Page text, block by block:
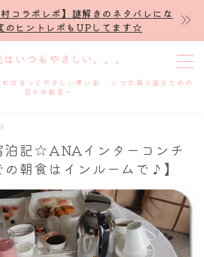
村コラボレポ】謎解きのネタバレにな
のヒントレポもUPしてます☆
はいつもやさしい。。。
ればきっとやさしい思い出 いつか振り返るための
日々の戯言～
泊記☆ANAインターコンチ
朝食はインルームで♪】